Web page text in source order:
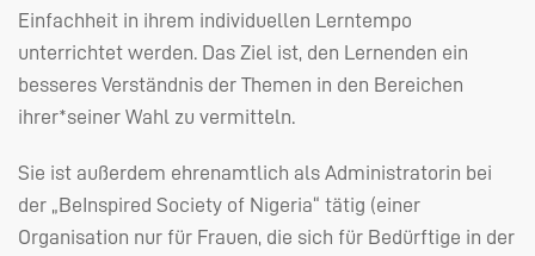
Einfachheit in ihrem individuellen Lerntempo
unterrichtet werden. Das Ziel ist, den Lernenden ein
besseres Verständnis der Themen in den Bereichen
ihrer*seiner Wahl zu vermitteln.
Sie ist außerdem ehrenamtlich als Administratorin bei
der „BeInspired Society of Nigeria“ tätig (einer
Organisation nur für Frauen, die sich für Bedürftige in der